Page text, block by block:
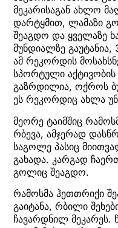
მეკარისაგან ახლო
დარტყმით, ლამაზი
შეაგდო და ყველაზე
მუნდიალზე
ამ რეკორდის
სპორტული
გაზრდილია, ოქროს
ეს რეკორდიც ახლა
მეორე ტაიმშიც
რბევა, ამჯერად
საგოლე პასიც
გახადა. კარგად
გოლიც შეაგდო.
რამოსმა ჰეთთრიქი
გაიტანა, რბილი
ჩავარდნილ მეკარეს.